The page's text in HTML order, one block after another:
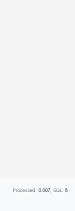
Processed: 0.007, SQL: 8